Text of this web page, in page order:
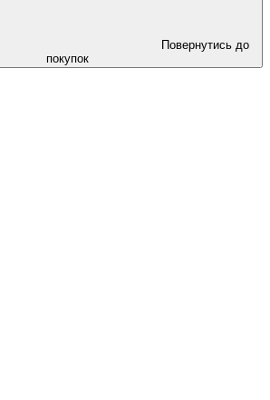
Повернутись до
покупок